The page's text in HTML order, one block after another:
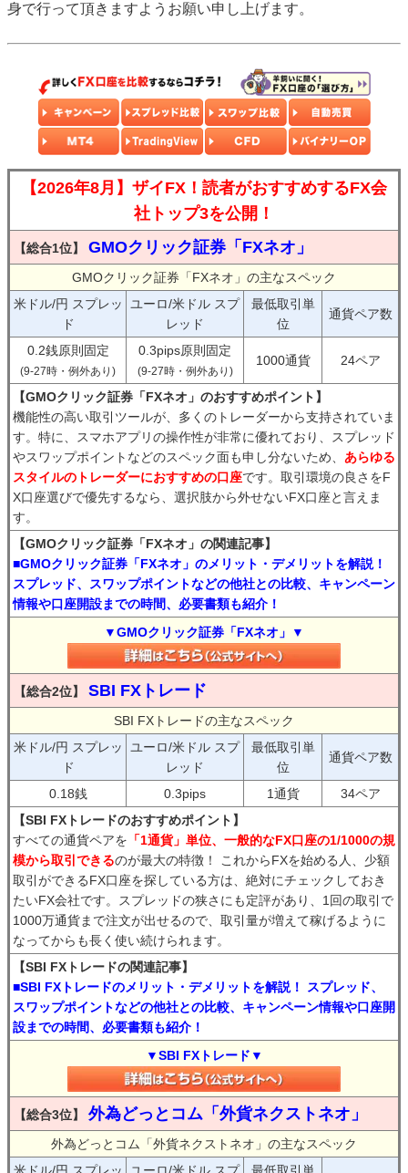
身で行って頂きますようお願い申し上げます。
【2026年8月】ザイFX！読者がおすすめするFX会
社トップ3を公開！
【総合1位】 GMOクリック証券「FXネオ」
GMOクリック証券「FXネオ」の主なスペック
米ドル/円 スプレッ
ド
ユーロ/米ドル スプ
レッド
最低取引単
位
通貨ペア数
0.2銭原則固定
(9-27時・例外あり)
0.3pips原則固定
(9-27時・例外あり)
1000通貨 24ペア
【GMOクリック証券「FXネオ」のおすすめポイント】
機能性の高い取引ツールが、多くのトレーダーから支持されていま
す。特に、スマホアプリの操作性が非常に優れており、スプレッド
やスワップポイントなどのスペック面も申し分ないため、 あらゆる
スタイルのトレーダーにおすすめの口座です。取引環境の良さをF
X口座選びで優先するなら、選択肢から外せないFX口座と言えま
す。
【GMOクリック証券「FXネオ」の関連記事】
■GMOクリック証券「FXネオ」のメリット・デメリットを解説！
スプレッド、スワップポイントなどの他社との比較、キャンペーン
情報や口座開設までの時間、必要書類も紹介！
▼GMOクリック証券「FXネオ」▼
【総合2位】 SBI FXトレード
SBI FXトレードの主なスペック
米ドル/円 スプレッ
ド
ユーロ/米ドル スプ
レッド
最低取引単
位
通貨ペア数
0.18銭 0.3pips 1通貨
34ペア
【SBI FXトレードのおすすめポイント】
すべての通貨ペアを 「1通貨」単位、一般的なFX口座の1/1000の規
模から取引できるのが最大の特徴！ これからFXを始める人、少額
取引ができるFX口座を探している方は、絶対にチェックしておき
たいFX会社です。スプレッドの狭さにも定評があり、1回の取引で
1000万通貨まで注文が出せるので、取引量が増えて稼げるように
なってからも長く使い続けられます。
【SBI FXトレードの関連記事】
■SBI FXトレードのメリット・デメリットを解説！ スプレッド、
スワップポイントなどの他社との比較、キャンペーン情報や口座開
設までの時間、必要書類も紹介！
▼SBI FXトレード▼
【総合3位】 外為どっとコム「外貨ネクストネオ」
外為どっとコム「外貨ネクストネオ」の主なスペック